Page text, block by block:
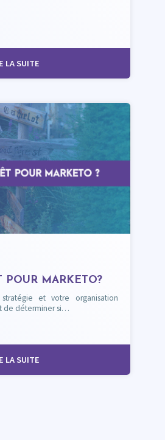
LA SUITE
POUR MARKETO?
et votre organisation
de déterminer si…
LA SUITE